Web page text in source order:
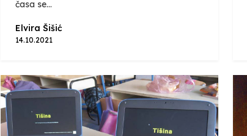
časa se...
Elvira Šišić
14.10.2021